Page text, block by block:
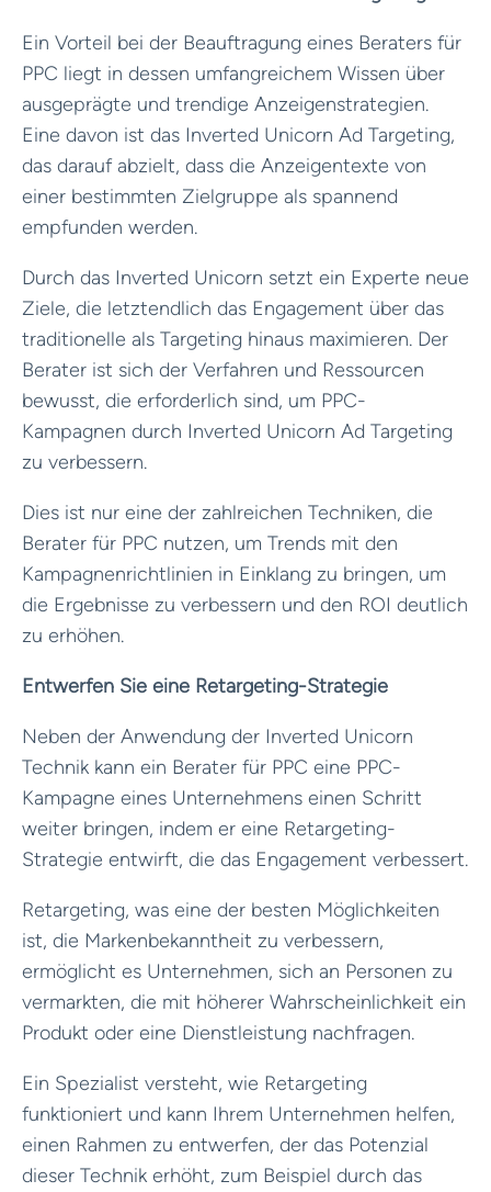
Ein Vorteil bei der Beauftragung eines Beraters für
PPC liegt in dessen umfangreichem Wissen über
ausgeprägte und trendige Anzeigenstrategien.
Eine davon ist das Inverted Unicorn Ad Targeting,
das darauf abzielt, dass die Anzeigentexte von
einer bestimmten Zielgruppe als spannend
empfunden werden.
Durch das Inverted Unicorn setzt ein Experte neue
Ziele, die letztendlich das Engagement über das
traditionelle als Targeting hinaus maximieren. Der
Berater ist sich der Verfahren und Ressourcen
bewusst, die erforderlich sind, um PPC-
Kampagnen durch Inverted Unicorn Ad Targeting
zu verbessern.
Dies ist nur eine der zahlreichen Techniken, die
Berater für PPC nutzen, um Trends mit den
Kampagnenrichtlinien in Einklang zu bringen, um
die Ergebnisse zu verbessern und den ROI deutlich
zu erhöhen.
Entwerfen Sie eine Retargeting-Strategie
Neben der Anwendung der Inverted Unicorn
Technik kann ein Berater für PPC eine PPC-
Kampagne eines Unternehmens einen Schritt
weiter bringen, indem er eine Retargeting-
Strategie entwirft, die das Engagement verbessert.
Retargeting, was eine der besten Möglichkeiten
ist, die Markenbekanntheit zu verbessern,
ermöglicht es Unternehmen, sich an Personen zu
vermarkten, die mit höherer Wahrscheinlichkeit ein
Produkt oder eine Dienstleistung nachfragen.
Ein Spezialist versteht, wie Retargeting
funktioniert und kann Ihrem Unternehmen helfen,
einen Rahmen zu entwerfen, der das Potenzial
dieser Technik erhöht, zum Beispiel durch das